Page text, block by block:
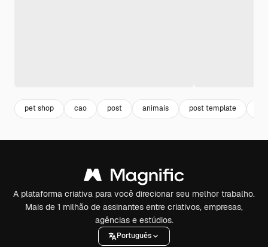
pet shop cao post animais post template
A plataforma criativa para você direcionar seu melhor trabalho.
Mais de 1 milhão de assinantes entre criativos, empresas,
agências e estúdios.
Português